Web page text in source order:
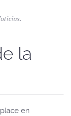
.
la
en